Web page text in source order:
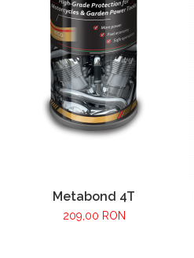
Metabond 4T
209,00 RON